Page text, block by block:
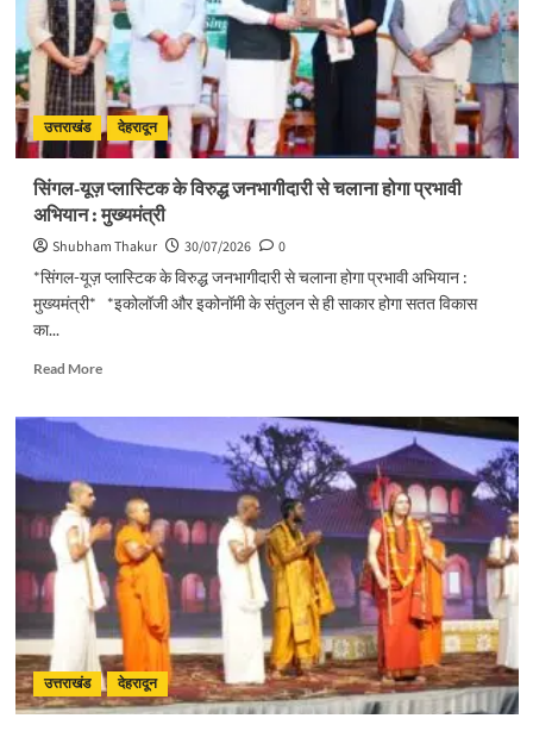
भव्य
आयोजनः
मुख्य
सचिव
उत्तराखंड देहरादून
सिंगल-यूज़ प्लास्टिक के विरुद्ध जनभागीदारी से चलाना होगा प्रभावी
अभियान : मुख्यमंत्री
Shubham Thakur 30/07/2026
0
*सिंगल-यूज़ प्लास्टिक के विरुद्ध जनभागीदारी से चलाना होगा प्रभावी अभियान :
मुख्यमंत्री* *इकोलॉजी और इकोनॉमी के संतुलन से ही साकार होगा सतत विकास
का...
Read MoreRead
सिंगल-
प्लास्टिक
विरुद्ध
जनभागीदारी
से
चलाना
होगा
प्रभावी
अभियान
:
मुख्यमंत्री
उत्तराखंड देहरादून